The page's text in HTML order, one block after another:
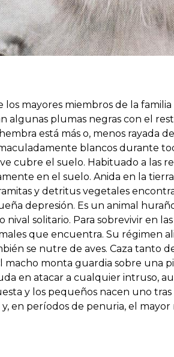
los mayores miembros de la
algunas plumas negras con el
está más o, menos rayada
blancos durante
cubre el suelo. Habituado a las
en el suelo. Anida en la
y detritus vegetales
depresión. Es un animal
solitario. Para sobrevivir en
que encuentra. Su régimen
se nutre de aves. Caza tanto
macho monta guardia sobre una
en atacar a cualquier intruso,
y los pequeños nacen uno
en períodos de penuria, el mayor